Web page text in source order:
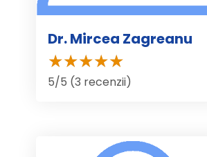
Dr. Mircea Zagreanu
5/5 (3 recenzii)